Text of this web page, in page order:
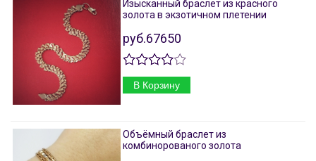
Изысканный браслет из красного
золота в экзотичном плетении
руб.67650
В Корзину
Объёмный браслет из
комбинорованого золота